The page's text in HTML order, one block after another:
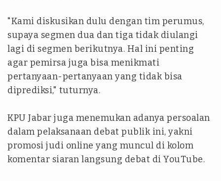
"Kami diskusikan dulu dengan tim perumus,
supaya segmen dua dan tiga tidak diulangi
lagi di segmen berikutnya. Hal ini penting
agar pemirsa juga bisa menikmati
pertanyaan-pertanyaan yang tidak bisa
diprediksi," tuturnya.
KPU Jabar juga menemukan adanya persoalan
dalam pelaksanaan debat publik ini, yakni
promosi judi online yang muncul di kolom
komentar siaran langsung debat di YouTube.